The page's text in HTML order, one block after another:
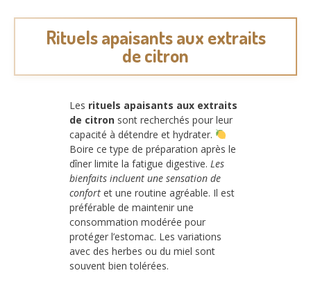
Rituels apaisants aux extraits
de citron
Les rituels apaisants aux extraits
de citron sont recherchés pour leur
capacité à détendre et hydrater.
Boire ce type de préparation après le
dîner limite la fatigue digestive. Les
bienfaits incluent une sensation de
confort et une routine agréable. Il est
préférable de maintenir une
consommation modérée pour
protéger l’estomac. Les variations
avec des herbes ou du miel sont
souvent bien tolérées.